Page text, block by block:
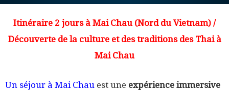
Itinéraire 2 jours à Mai Chau(Nord du Vietnam) /
Découverte de la culture et des traditions des Thai à
Mai Chau
Un séjour à Mai Chau est une expérience immersive